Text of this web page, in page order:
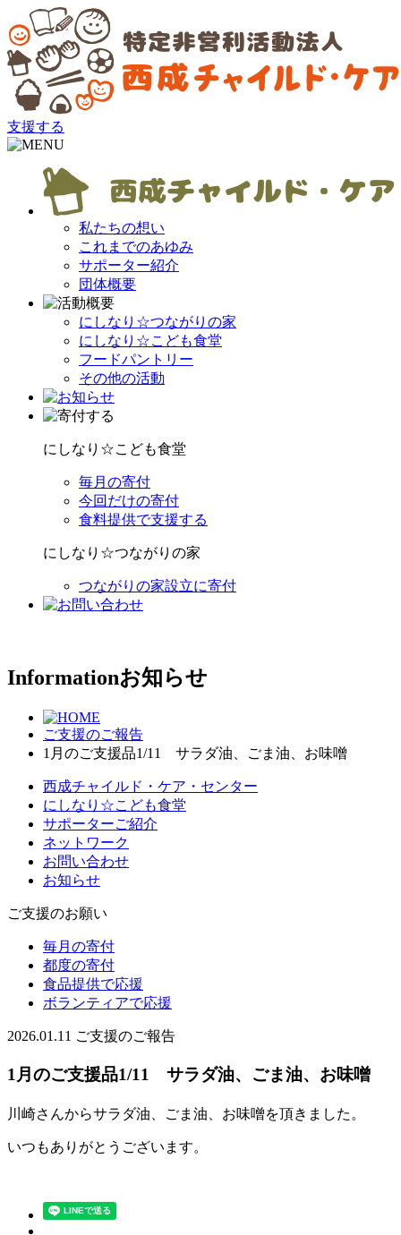
支援する
私たちの想い
これまでのあゆみ
サポーター紹介
団体概要
にしなり☆つながりの家
にしなり☆こども食堂
フードパントリー
その他の活動
にしなり☆こども食堂
毎月の寄付
今回だけの寄付
食料提供で支援する
にしなり☆つながりの家
つながりの家設立に寄付
Informationお知らせ
ご支援のご報告
1月のご支援品1/11 サラダ油、ごま油、お味噌
西成チャイルド・ケア・センター
にしなり☆こども食堂
サポーターご紹介
ネットワーク
お問い合わせ
お知らせ
ご支援のお願い
毎月の寄付
都度の寄付
食品提供で応援
ボランティアで応援
2026.01.11 ご支援のご報告
1月のご支援品1/11 サラダ油、ごま油、お味噌
川崎さんからサラダ油、ごま油、お味噌を頂きました。
いつもありがとうございます。